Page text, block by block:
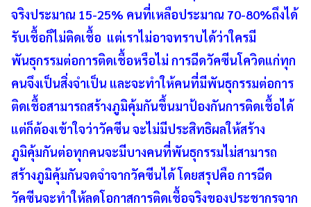
จริงประมาณ 15-25% คนที่เหลือประมาณ 70-80%ถึงได้
รับเชื้อก็ไม่ติดเชื้อ แต่เราไม่อาจทราบได้ว่าใครมี
พันธุกรรมต่อการติดเชื้อหรือไม่ การฉีดวัคซีนโควิดแก่ทุก
คนจึงเป็นสิ่งจำเป็น และจะทำให้คนที่มีพันธุกรรมต่อการ
ติดเชื้อสามารถสร้างภูมิคุ้มกันขึ้นมาป้องกันการติดเชื้อได้
แต่ก็ต้องเข้าใจว่าวัคซีน จะไม่มีประสิทธิผลให้สร้าง
ภูมิคุ้มกันต่อทุกคนจะมีบางคนที่พันธุกรรมไม่สามารถ
สร้างภูมิคุ้มกันจดจำจากวัคซีนได้ โดยสรุปคือ การฉีด
วัคซีนจะทำให้ลดโอกาสการติดเชื้อจริงของประชากรจาก